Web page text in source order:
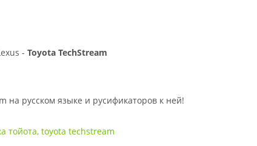
- Toyota TechStream
на русском языке и русификаторов к ней!
тойота, toyota techstream